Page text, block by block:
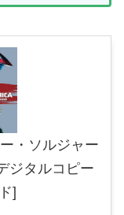
・ソルジャー
ジタルコピー
]